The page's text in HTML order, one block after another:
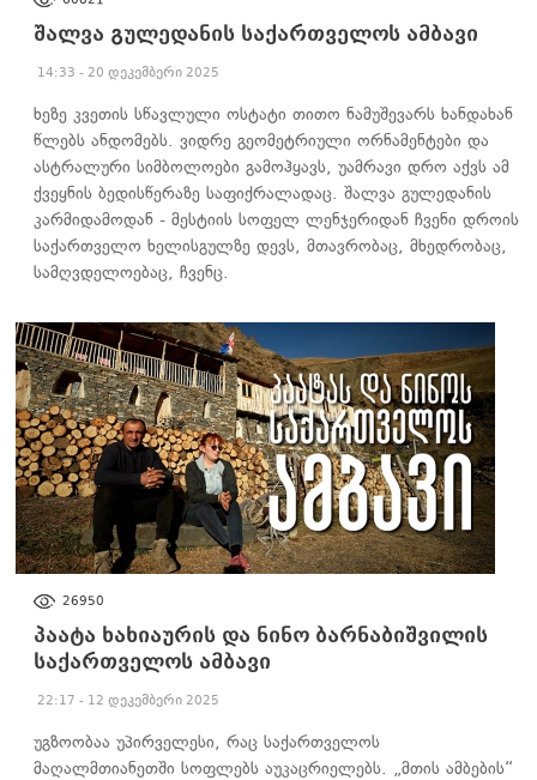
შალვა გულედანის საქართველოს ამბავი
14:33 - 20 დეკემბერი 2025
ხეზე კვეთის სწავლული ოსტატი თითო ნამუშევარს ხანდახან
წლებს ანდომებს. ვიდრე გეომეტრიული ორნამენტები და
ასტრალური სიმბოლოები გამოჰყავს, უამრავი დრო აქვს ამ
ქვეყნის ბედისწერაზე საფიქრალადაც. შალვა გულედანის
კარმიდამოდან - მესტიის სოფელ ლენჯერიდან ჩვენი დროის
საქართველო ხელისგულზე დევს, მთავრობაც, მხედრობაც,
სამღვდელოებაც, ჩვენც.
26950
პაატა ხახიაურის და ნინო ბარნაბიშვილის
საქართველოს ამბავი
22:17 - 12 დეკემბერი 2025
უგზოობაა უპირველესი, რაც საქართველოს
მაღალმთიანეთში სოფლებს აუკაცრიელებს. „მთის ამბების“